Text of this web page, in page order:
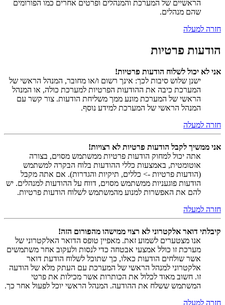
הראשיים של המערכת והמנהלים ופרטים אחרים כמו הפורומים
שהם מנהלים.
חזרה למעלה
הודעות פרטיות
אני לא יכול לשלוח הודעות פרטיות!
ישנן שלוש סיבות לכך: אינך רשום ו/או מחובר, המנהל הראשי של
המערכת כיבה את ההודעות הפרטיות למערכת כולה, או המנהל
הראשי של המערכת מונע ממך משליחת הודעות. צור קשר עם
המנהל הראשי של המערכת למידע נוסף.
חזרה למעלה
אני ממשיך לקבל הודעות פרטיות לא רצויות!
אתה יכול למחוק הודעות פרטיות ממשתמש מסוים, בצורה
אוטומטית, באמצעות כללי ההודעות בלוח הבקרה למשתמש
(הודעות פרטיות -> כללים, תיקיות והגדרות). אם אתה מקבל
הודעות פוגעניות ממשתמש מסוים, דווח על ההודעות למנהלים. יש
להם את האפשרות למנוע מהמשתמש לשלוח הודעות פרטיות.
חזרה למעלה
קיבלתי דואר אלקטרוני לא רצוי ממישהו מהפורום הזה!
אנו מצטערים לשמוע זאת. מאפיין טופס הדואר האלקטרוני של
מערכת זו כולל אמצעי אבטחה כדי לנסות ולעקוב אחר משתמשים
אשר שולחים הודעות כאלו, כך שתוכל לשלוח הודעת דואר
אלקטרוני למנהל הראשי של המערכת עם העתק מלא של הודעה
זו. חשוב מאוד לכלול את הכותרות אשר מכילות את פרטי
המשתמש ששלח את ההודעה. המנהל הראשי יוכל לפעול אחר כך.
חזרה למעלה